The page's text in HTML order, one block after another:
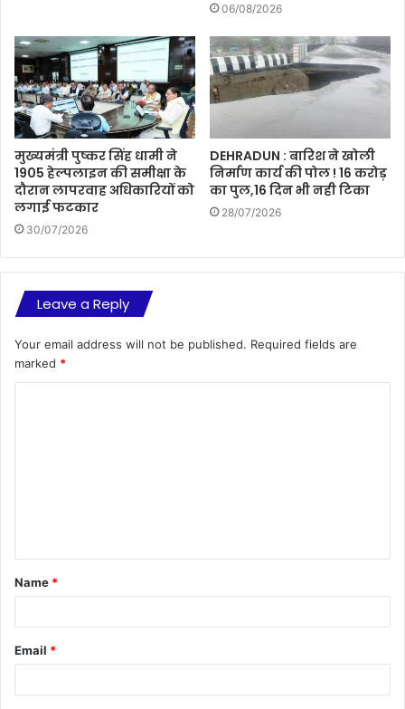
06/08/2026
मुख्यमंत्री पुष्कर सिंह धामी ने
1905 हेल्पलाइन की समीक्षा के
दौरान लापरवाह अधिकारियों को
लगाई फटकार
30/07/2026
DEHRADUN : बारिश ने खोली
निर्माण कार्य की पोल ! 16 करोड़
का पुल,16 दिन भी नही टिका
28/07/2026
Leave a Reply
Your email address will not be published. Required fields are
marked *
t
*
Name *
Email *